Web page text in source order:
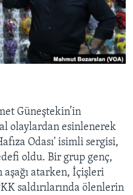
Güneştekin’in
olaylardan esinlenerek
Odası' isimli sergisi,
oldu. Bir grup genç,
aşağı atarken, İçişleri
saldırılarında ölenlerin